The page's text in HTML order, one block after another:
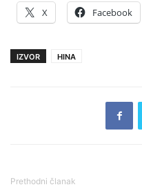
X Facebook
IZVOR HINA
Prethodni članak